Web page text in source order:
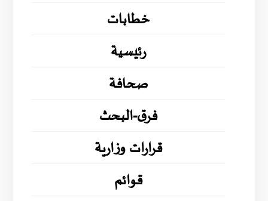
خطابات
رئيسية
صحافة
فرق-البحث
قرارات وزارية
قوائم